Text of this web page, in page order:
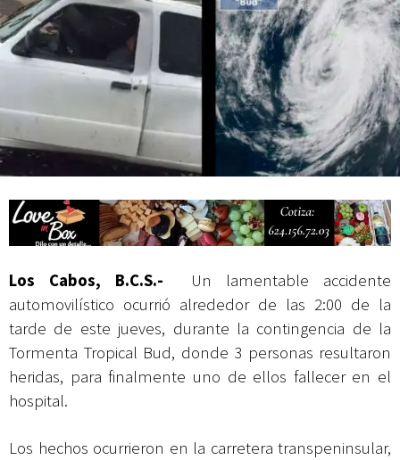
Mes Patrio
Atiende XV Ayuntamiento de Los Cabos planteamientos de Antorcha
Campesina
Los Cabos, B.C.S.- Un lamentable accidente
automovilístico ocurrió alrededor de las 2:00 de la
tarde de este jueves, durante la contingencia de la
Tormenta Tropical Bud, donde 3 personas resultaron
heridas, para finalmente uno de ellos fallecer en el
hospital.
Los hechos ocurrieron en la carretera transpeninsular,